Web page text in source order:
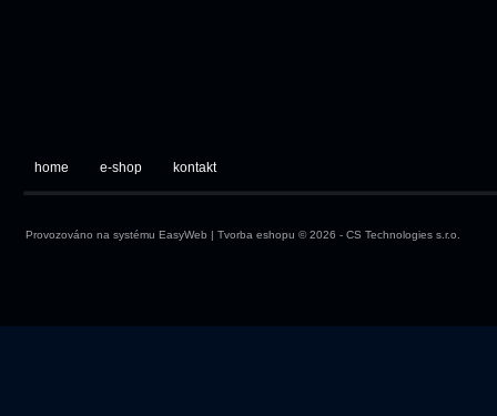
home e-shop kontakt
Provozováno na systému EasyWeb | Tvorba eshopu © 2026 - CS Technologies s.r.o.